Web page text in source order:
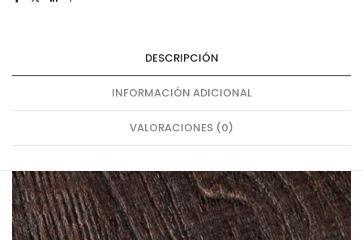
DESCRIPCIÓN
INFORMACIÓN ADICIONAL
VALORACIONES (0)